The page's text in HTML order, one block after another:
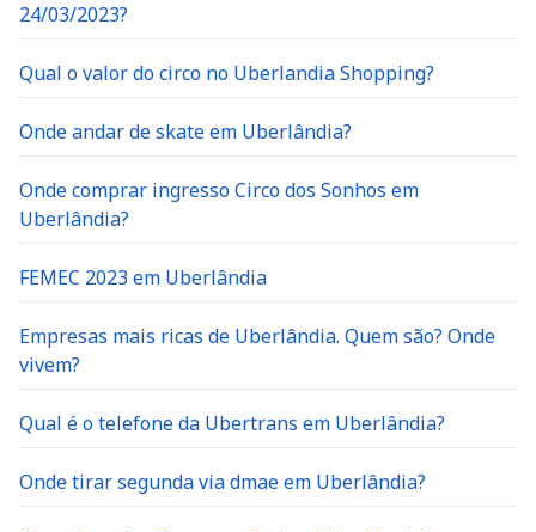
24/03/2023?
Qual o valor do circo no Uberlandia Shopping?
Onde andar de skate em Uberlândia?
Onde comprar ingresso Circo dos Sonhos em
Uberlândia?
FEMEC 2023 em Uberlândia
Empresas mais ricas de Uberlândia. Quem são? Onde
vivem?
Qual é o telefone da Ubertrans em Uberlândia?
Onde tirar segunda via dmae em Uberlândia?